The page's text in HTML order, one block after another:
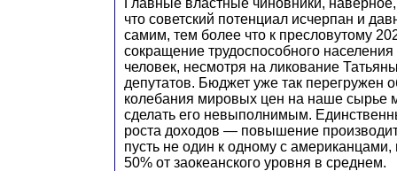
что советский потенциал исчерпан и
самим, тем более что к пресловутому
сокращение трудоспособного
человек, несмотря на ликование
депутатов. Бюджет уже так перегружен
колебания мировых цен на наше сырье
сделать его невыполнимым.
роста доходов — повышение
пусть не один к одному с
50% от заокеанского уровня в среднем.